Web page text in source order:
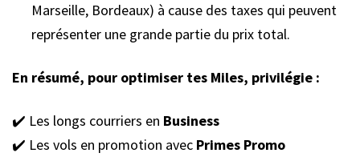
Marseille, Bordeaux) à cause des taxes qui peuvent
représenter une grande partie du prix total.
En résumé, pour optimiser tes Miles, privilégie :
✔️ Les longs courriers en Business
✔️ Les vols en promotion avec Primes Promo